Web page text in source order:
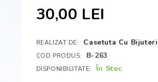
30,00 LEI
REALIZAT DE: Casetuta Cu
COD PRODUS: B-263
DISPONIBILITATE: În Stoc